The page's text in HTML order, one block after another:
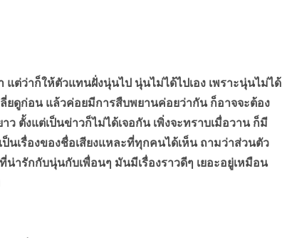
าก็ให้ตัวแทนฝั่งนุ่นไป นุ่นไม่ได้ไปเอง เพราะนุ่นไม่ได้
ยดูก่อน แล้วค่อยมีการสืบพยานค่อยว่ากัน ก็อาจจะต้อง
ตั้งแต่เป็นข่าวก็ไม่ได้เจอกัน เพิ่งจะทราบเมื่อวาน ก็มี
นเรื่องของชื่อเสียงแหละที่ทุกคนได้เห็น ถามว่าส่วนตัว
ารักกับนุ่นกับเพื่อนๆ มันมีเรื่องราวดีๆ เยอะอยู่เหมือน